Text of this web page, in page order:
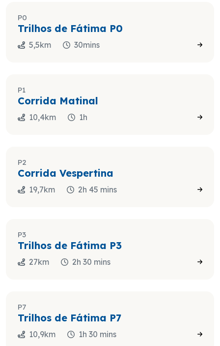
P0
Trilhos de Fátima P0
5,5km 30mins
P1
Corrida Matinal
10,4km 1h
P2
Corrida Vespertina
19,7km 2h 45 mins
P3
Trilhos de Fátima P3
27km 2h 30 mins
P7
Trilhos de Fátima P7
10,9km 1h 30 mins